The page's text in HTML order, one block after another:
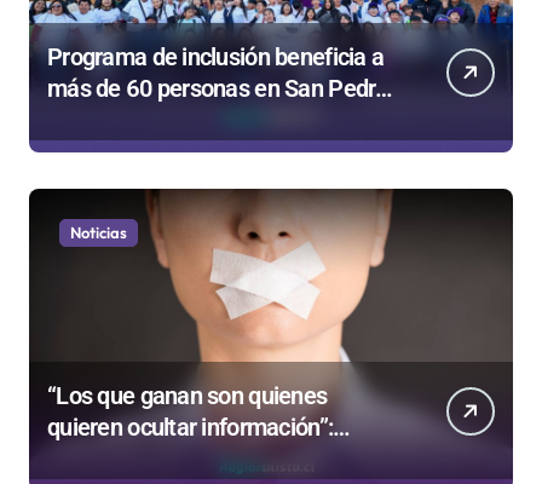
Programa de inclusión beneficia a
más de 60 personas en San Pedro
Noticias
“Los que ganan son quienes
quieren ocultar información”:
Colegio de Periodistas cuestiona la